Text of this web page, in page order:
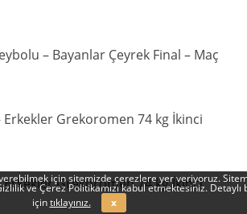
– Bayanlar Çeyrek Final – Maç
Erkekler Grekoromen 74 kg İkinci
Erkekler Grekoromen 74 kg İkinci
için sitemizde çerezlere yer veriyoruz.
ve Çerez Politikamızı kabul etmektesiniz. Detaylı
içintıklayınız. x